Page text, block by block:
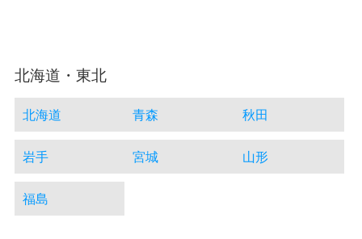
北海道・東北
北海道 青森 秋田
岩手 宮城 山形
福島